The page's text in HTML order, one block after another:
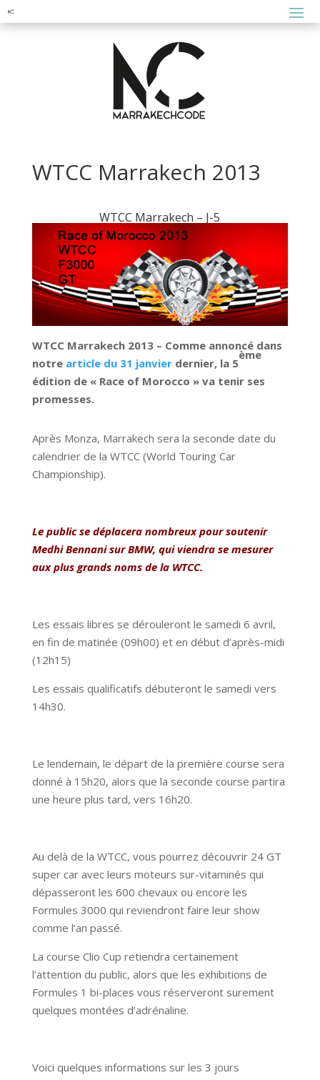
WTCC Marrakech 2013
WTCC Marrakech – J-5
WTCC Marrakech 2013 – Comme annoncé dans
notre article du 31 janvierdernier, la 5
ème
édition de « Race of Morocco » va tenir ses
promesses.
Après Monza, Marrakech sera la seconde date du
calendrier de la WTCC (World Touring Car
Championship).
Le public se déplacera nombreux pour soutenir
Medhi Bennani sur BMW, qui viendra se mesurer
aux plus grands noms de la WTCC.
Les essais libres se dérouleront le samedi 6 avril,
en fin de matinée (09h00) et en début d’après-midi
(12h15)
Les essais qualificatifs débuteront le samedi vers
14h30.
Le lendemain, le départ de la première course sera
donné à 15h20, alors que la seconde course partira
une heure plus tard, vers 16h20.
Au delà de la WTCC, vous pourrez découvrir 24 GT
super car avec leurs moteurs sur-vitaminés qui
dépasseront les 600 chevaux ou encore les
Formules 3000 qui reviendront faire leur show
comme l’an passé.
La course Clio Cup retiendra certainement
l’attention du public, alors que les exhibitions de
Formules 1 bi-places vous réserveront surement
quelques montées d’adrénaline.
Voici quelques informations sur les 3 jours